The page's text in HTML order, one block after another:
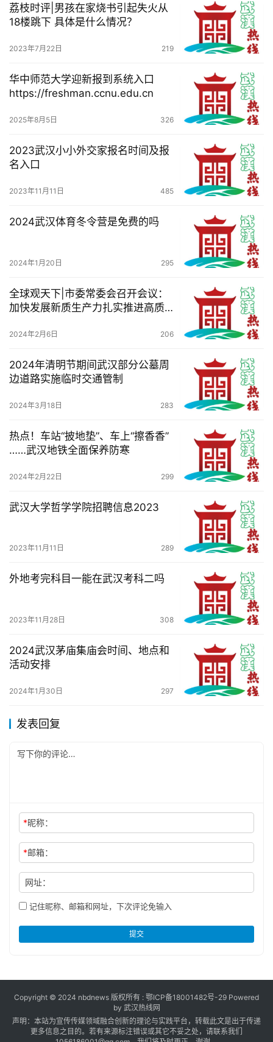
科
察
关
我
们
服
导
荔枝时评|男孩在家烧书引起失火从
18楼跳下 具体是什么情况？
2023年7月22日 219
华中师范大学迎新报到系统入口
https://freshman.ccnu.edu.cn
2025年8月5日 326
2023武汉小小外交家报名时间及报
名入口
2023年11月11日 485
2024武汉体育冬令营是免费的吗
2024年1月20日 295
全球观天下|市委常委会召开会议：
加快发展新质生产力扎实推进高质
务保障
2024年2月6日 206
2024年清明节期间武汉部分公墓周
边道路实施临时交通管制
2024年3月18日 283
热点！车站“披地垫”、车上“擦香香”
……武汉地铁全面保养防寒
2024年2月22日 299
武汉大学哲学学院招聘信息2023
2023年11月11日 289
外地考完科目一能在武汉考科二吗
2023年11月28日 308
2024武汉茅庙集庙会时间、地点和
活动安排
2024年1月30日 297
发表回复
*昵称：
*邮箱：
网址：
记住昵称、邮箱和网址，下次评论免输入
提交
Copyright © 2024 nbdnews 版权所有 : 鄂ICP备18001482号-29 Powered
by 武汉热线网
声明：本站为宣传传媒领域融合创新的理论与实践平台，转载此文是出于传递
更多信息之目的。若有来源标注错误或其它不妥之处，请联系我们